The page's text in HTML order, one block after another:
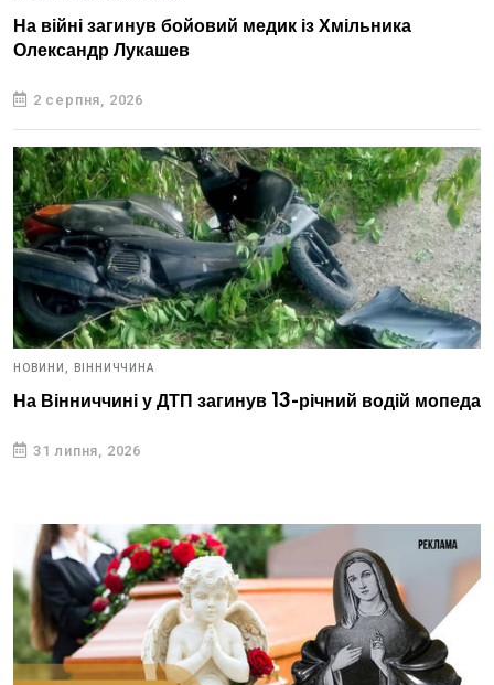
На війні загинув бойовий медик із Хмільника
Олександр Лукашев
2 серпня, 2026
НОВИНИ, ВІННИЧЧИНА
На Вінниччині у ДТП загинув 13-річний водій мопеда
31 липня, 2026